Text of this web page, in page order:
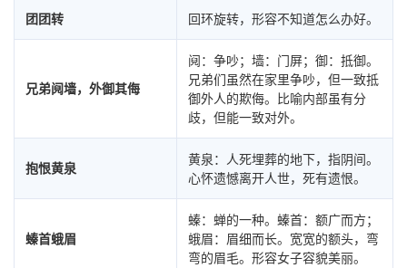
团团转 回环旋转，形容不知道怎么办好。
兄弟阋墙，外御其侮
阋：争吵；墙：门屏；御：抵御。
兄弟们虽然在家里争吵，但一致抵
御外人的欺侮。比喻内部虽有分
歧，但能一致对外。
抱恨黄泉
黄泉：人死埋葬的地下，指阴间。
心怀遗憾离开人世，死有遗恨。
螓首蛾眉
螓：蝉的一种。螓首：额广而方；
蛾眉：眉细而长。宽宽的额头，弯
弯的眉毛。形容女子容貌美丽。